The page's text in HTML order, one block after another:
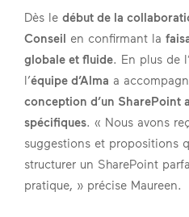
Dès le début de la
Conseil en confirmant la
globale et fluide. En plus de
l’équipe d’Alma a
conception d’un SharePoint
spécifiques. « Nous avons
suggestions et propositions
structurer un SharePoint
pratique, » précise Maureen.